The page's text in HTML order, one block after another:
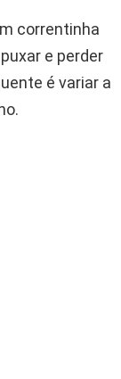
correntinha
e perder
é variar a